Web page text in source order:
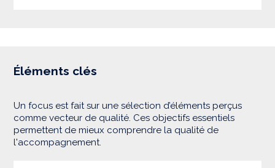
Éléments clés
Un focus est fait sur une sélection d’éléments perçus
comme vecteur de qualité. Ces objectifs essentiels
permettent de mieux comprendre la qualité de
l'accompagnement.